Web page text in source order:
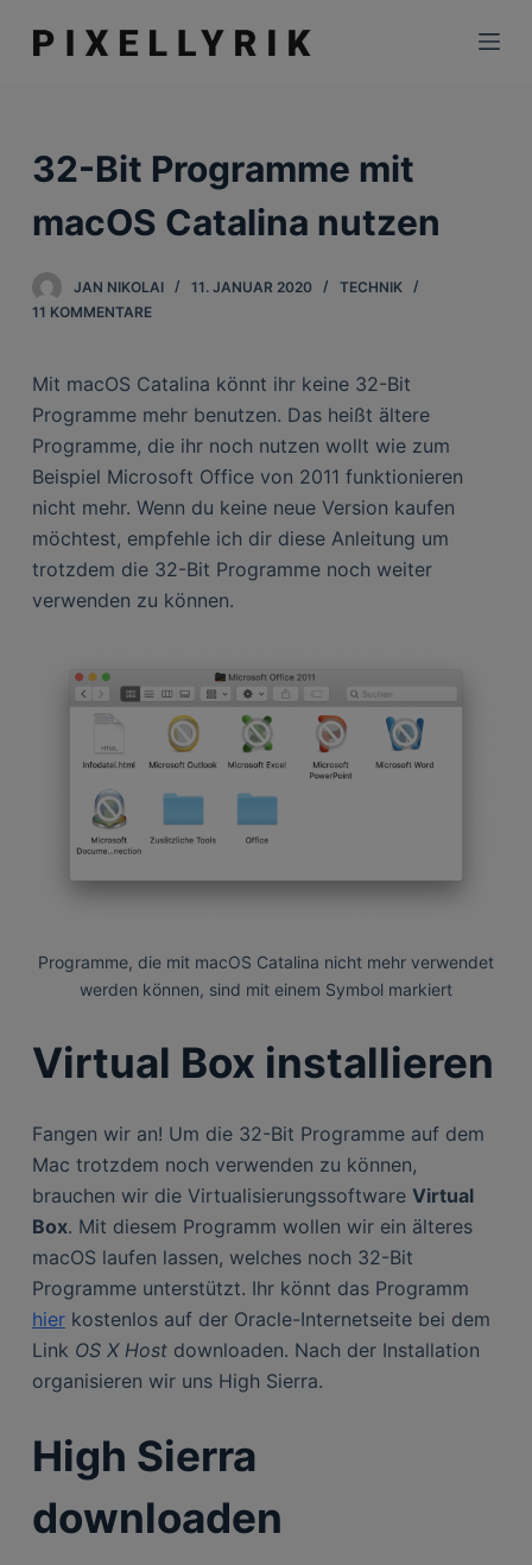
Z
u
h
s
n
g
e
n
32-Bit Programme mit
macOS Catalina nutzen
JAN NIKOLAI 11. JANUAR 2020
TECHNIK
11 KOMMENTARE
Mit macOS Catalina könnt ihr keine 32-Bit
Programme mehr benutzen. Das heißt ältere
Programme, die ihr noch nutzen wollt wie zum
Beispiel Microsoft Office von 2011 funktionieren
nicht mehr. Wenn du keine neue Version kaufen
möchtest, empfehle ich dir diese Anleitung um
trotzdem die 32-Bit Programme noch weiter
verwenden zu können.
Programme, die mit macOS Catalina nicht mehr verwendet
werden können, sind mit einem Symbol markiert
Virtual Box installieren
Fangen wir an! Um die 32-Bit Programme auf dem
Mac trotzdem noch verwenden zu können,
brauchen wir die Virtualisierungssoftware Virtual
Box. Mit diesem Programm wollen wir ein älteres
macOS laufen lassen, welches noch 32-Bit
Programme unterstützt. Ihr könnt das Programm
hierkostenlos auf der Oracle-Internetseite bei dem
Link OS X Hostdownloaden. Nach der Installation
organisieren wir uns High Sierra.
High Sierra
downloaden